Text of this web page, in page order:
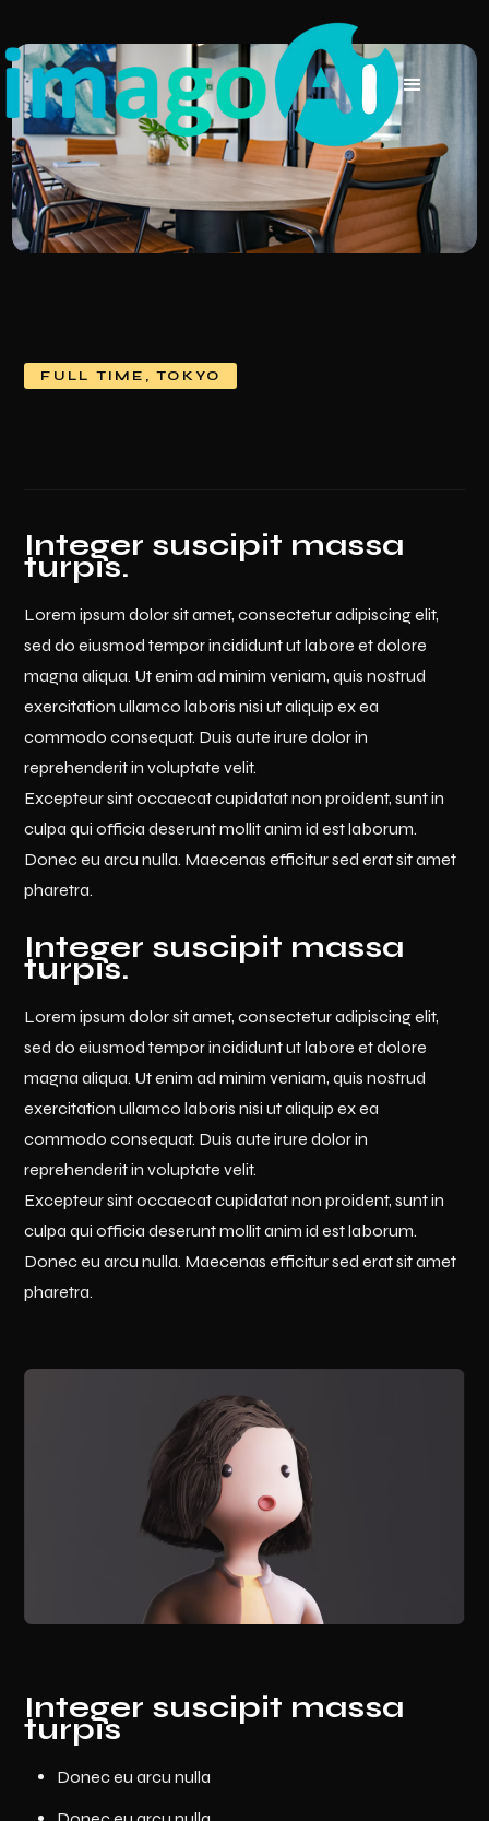
FULL TIME ,TOKYO
Integer suscipit massa
turpis.
Lorem ipsum dolor sit amet, consectetur adipiscing elit,
sed do eiusmod tempor incididunt ut labore et dolore
magna aliqua. Ut enim ad minim veniam, quis nostrud
exercitation ullamco laboris nisi ut aliquip ex ea
commodo consequat. Duis aute irure dolor in
reprehenderit in voluptate velit.
Excepteur sint occaecat cupidatat non proident, sunt in
culpa qui officia deserunt mollit anim id est laborum.
Donec eu arcu nulla. Maecenas efficitur sed erat sit amet
pharetra.
Integer suscipit massa
turpis.
Lorem ipsum dolor sit amet, consectetur adipiscing elit,
sed do eiusmod tempor incididunt ut labore et dolore
magna aliqua. Ut enim ad minim veniam, quis nostrud
exercitation ullamco laboris nisi ut aliquip ex ea
commodo consequat. Duis aute irure dolor in
reprehenderit in voluptate velit.
Excepteur sint occaecat cupidatat non proident, sunt in
culpa qui officia deserunt mollit anim id est laborum.
Donec eu arcu nulla. Maecenas efficitur sed erat sit amet
pharetra.
Integer suscipit massa
turpis
Donec eu arcu nulla